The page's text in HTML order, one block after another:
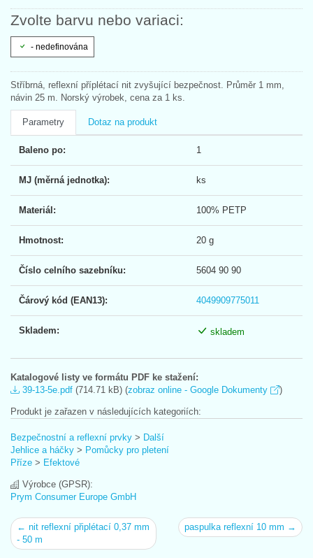
Zvolte barvu nebo variaci:
- nedefinována
Stříbrná, reflexní příplétací nit zvyšující bezpečnost. Průměr 1 mm,
návin 25 m. Norský výrobek, cena za 1 ks.
Parametry Dotaz na produkt
Baleno po: 1
MJ (měrná jednotka): ks
Materiál: 100% PETP
Hmotnost: 20 g
Číslo celního sazebníku: 5604 90 90
Čárový kód (EAN13): 4049909775011
Skladem: skladem
Katalogové listy ve formátu PDF ke stažení:
39-13-5e.pdf (714.71 kB) (zobraz online - Google Dokumenty )
Produkt je zařazen v následujících kategoriích:
Bezpečnostní a reflexní prvky > Další
Jehlice a háčky > Pomůcky pro pletení
Příze > Efektové
Výrobce (GPSR):
Prym Consumer Europe GmbH
← nit reflexní připlétací 0,37 mm
- 50 m
paspulka reflexní 10 mm →